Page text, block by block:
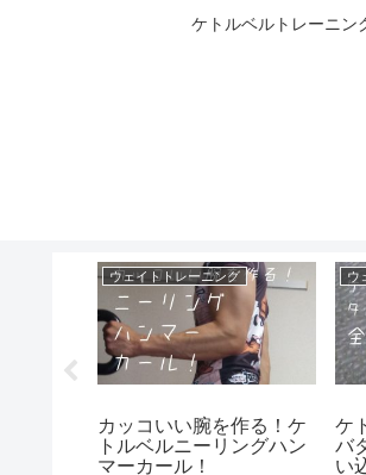
ケトルベルトレーニン
ウェイトトレーニング
カッコいい腕を作る！ケ
トルベルニーリングハン
マーカール！
ウ
ケ
バ
い